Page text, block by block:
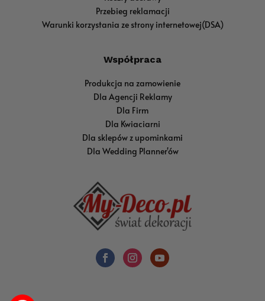
Przebieg reklamacji
Warunki korzystania ze strony internetowej(DSA)
Współpraca
Produkcja na zamowienie
Dla Agencji Reklamy
Dla Firm
Dla Kwiaciarni
Dla sklepów z upominkami
Dla Wedding Planner'ów